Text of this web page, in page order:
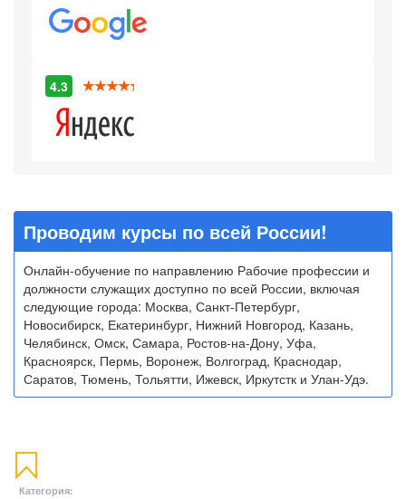
4.3
Проводим курсы по всей России!
Онлайн-обучение по направлению Рабочие профессии и
должности служащих доступно по всей России, включая
следующие города: Москва, Санкт-Петербург,
Новосибирск, Екатеринбург, Нижний Новгород, Казань,
Челябинск, Омск, Самара, Ростов-на-Дону, Уфа,
Красноярск, Пермь, Воронеж, Волгоград, Краснодар,
Саратов, Тюмень, Тольятти, Ижевск, Иркутстк и Улан-Удэ.
Категория: